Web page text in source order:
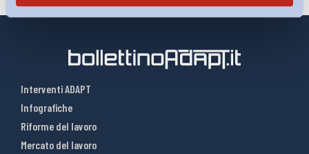
Interventi ADAPT
Infografiche
Riforme del lavoro
Mercato del lavoro